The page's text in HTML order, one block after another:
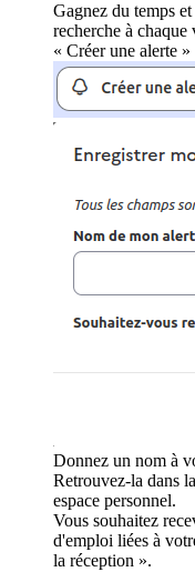
Gagnez du temps
recherche à
« Créer une alerte »
Donnez un nom à
Retrouvez-la dans
espace personnel.
Vous souhaitez
d'emploi liées à
la réception ».